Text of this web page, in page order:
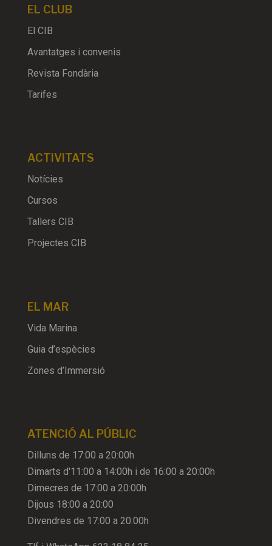
EL CLUB
El CIB
Avantatges i convenis
Revista Fondària
Tarifes
ACTIVITATS
Notícies
Cursos
Tallers CIB
Projectes CIB
EL MAR
Vida Marina
Guia d’espècies
Zones d’Immersió
ATENCIÓ AL PÚBLIC
Dilluns de 17:00 a 20:00h
Dimarts d'11:00 a 14:00h i de 16:00 a 20:00h
Dimecres de 17:00 a 20:00h
Dijous 18:00 a 20:00
Divendres de 17:00 a 20:00h